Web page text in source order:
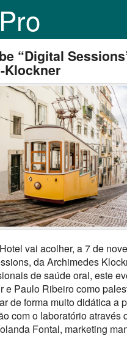
“Digital
Klockner
vai acolher, a 7 de
da Archimedes
de saúde oral, este
e Paulo Ribeiro como
de forma muito didática a
com o laboratório através
Fontal, marketing